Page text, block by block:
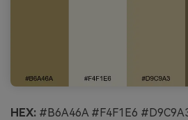
HEX: #B6A46A #F4F1E6